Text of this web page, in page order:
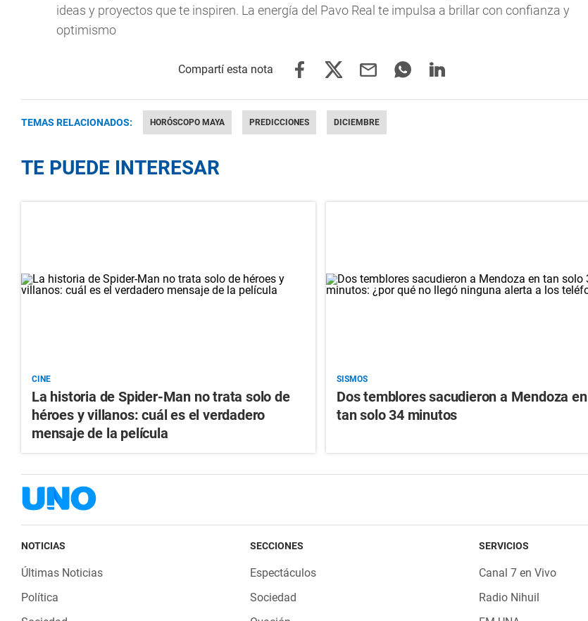
ideas y proyectos que te inspiren. La energía del Pavo Real te impulsa a brillar con confianza y
optimismo
TEMAS RELACIONADOS: HORÓSCOPO MAYA PREDICCIONES DICIEMBRE
TE PUEDE INTERESAR
CINE
La historia de Spider-Man no trata solo de
héroes y villanos: cuál es el verdadero
mensaje de la película
SISMOS
Dos temblores sacudieron a Mendoza en
tan solo 34 minutos
NOTICIAS
Últimas Noticias
Política
SECCIONES
Espectáculos
Sociedad
SERVICIOS
Canal 7 en Vivo
Radio Nihuil